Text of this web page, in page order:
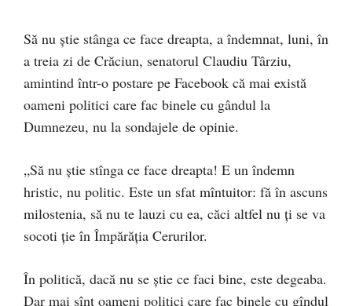
Să nu știe stânga ce face dreapta, a îndemnat, luni, în
a treia zi de Crăciun, senatorul Claudiu Târziu,
amintind într-o postare pe Facebook că mai există
oameni politici care fac binele cu gândul la
Dumnezeu, nu la sondajele de opinie.
„Să nu știe stînga ce face dreapta! E un îndemn
hristic, nu politic. Este un sfat mîntuitor: fă în ascuns
milostenia, să nu te lauzi cu ea, căci altfel nu ți se va
socoti ție în Împărăția Cerurilor.
În politică, dacă nu se știe ce faci bine, este degeaba.
Dar mai sînt oameni politici care fac binele cu gîndul